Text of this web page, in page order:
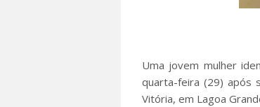
Uma jovem mulher
quarta-feira (29) após
Vitória, em Lagoa